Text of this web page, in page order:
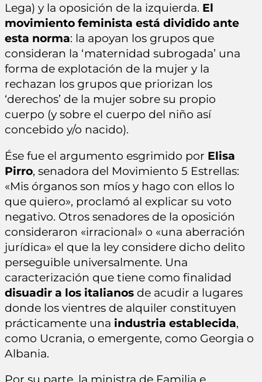
Lega) y la oposición de la izquierda. El
movimiento feminista está dividido ante
esta norma: la apoyan los grupos que
consideran la ‘maternidad subrogada’ una
forma de explotación de la mujer y la
rechazan los grupos que priorizan los
‘derechos’ de la mujer sobre su propio
cuerpo (y sobre el cuerpo del niño así
concebido y/o nacido).
Ése fue el argumento esgrimido por Elisa
Pirro, senadora del Movimiento 5 Estrellas:
«Mis órganos son míos y hago con ellos lo
que quiero», proclamó al explicar su voto
negativo. Otros senadores de la oposición
consideraron «irracional» o «una aberración
jurídica» el que la ley considere dicho delito
perseguible universalmente. Una
caracterización que tiene como finalidad
disuadir a los italianos de acudir a lugares
donde los vientres de alquiler constituyen
prácticamente una industria establecida,
como Ucrania, o emergente, como Georgia o
Albania.